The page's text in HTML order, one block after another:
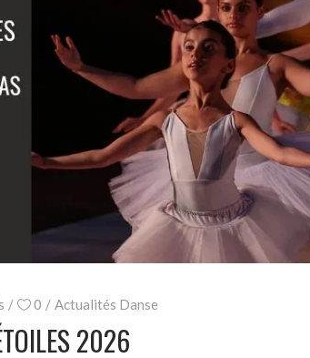
0 Actualités Danse
2026